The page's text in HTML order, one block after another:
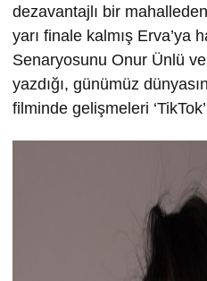
dezavantajlı bir
yarı finale kalmış Erva’ya
Senaryosunu Onur Ünlü ve
yazdığı, günümüz
filminde gelişmeleri